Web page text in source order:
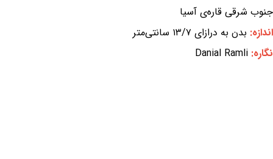
جنوب شرقی قاره‌ی آسیا
اندازه: بدن به درازای ۱۳/۷ سانتی‌متر
نگاره: Danial Ramli